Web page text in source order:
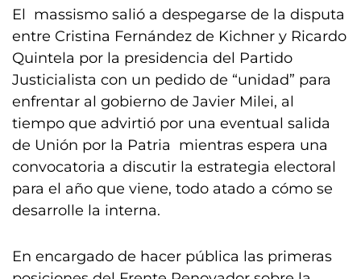
El massismo salió a despegarse de la disputa
entre Cristina Fernández de Kichner y Ricardo
Quintela por la presidencia del Partido
Justicialista con un pedido de “unidad” para
enfrentar al gobierno de Javier Milei, al
tiempo que advirtió por una eventual salida
de Unión por la Patria mientras espera una
convocatoria a discutir la estrategia electoral
para el año que viene, todo atado a cómo se
desarrolle la interna.
En encargado de hacer pública las primeras